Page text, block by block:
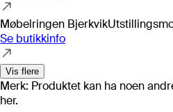
Møbelringen Bjerkvik
Se butikkinfo
Vis flere
Merk: Produktet kan ha noen
her.